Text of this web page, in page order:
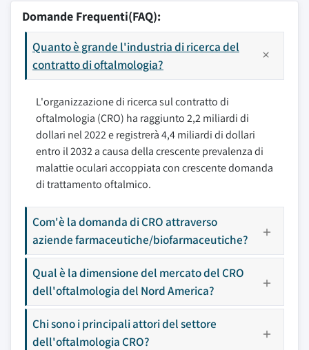
Domande Frequenti(FAQ):
Quanto è grande l'industria di ricerca del
contratto di oftalmologia?
L'organizzazione di ricerca sul contratto di
oftalmologia (CRO) ha raggiunto 2,2 miliardi di
dollari nel 2022 e registrerà 4,4 miliardi di dollari
entro il 2032 a causa della crescente prevalenza di
malattie oculari accoppiata con crescente domanda
di trattamento oftalmico.
Com'è la domanda di CRO attraverso
aziende farmaceutiche/biofarmaceutiche?
Qual è la dimensione del mercato del CRO
dell'oftalmologia del Nord America?
Chi sono i principali attori del settore
dell'oftalmologia CRO?